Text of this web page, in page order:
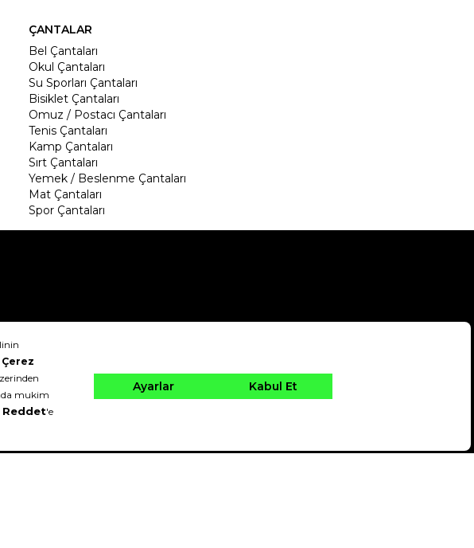
ÇANTALAR
Bel Çantaları
Okul Çantaları
Su Sporları Çantaları
Bisiklet Çantaları
Omuz / Postacı Çantaları
Tenis Çantaları
Kamp Çantaları
Sırt Çantaları
Yemek / Beslenme Çantaları
Mat Çantaları
Spor Çantaları